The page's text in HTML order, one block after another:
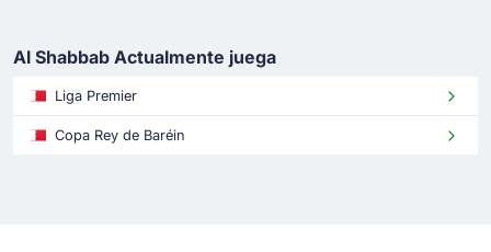
Al Shabbab Actualmente juega
Liga Premier
Copa Rey de Baréin